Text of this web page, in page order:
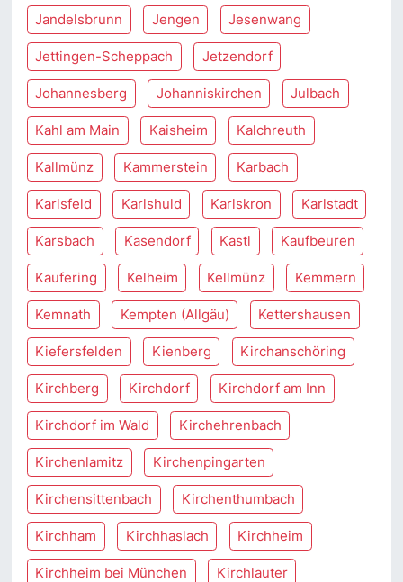
Jandelsbrunn Jengen Jesenwang
Jettingen-Scheppach Jetzendorf
Johannesberg Johanniskirchen Julbach
Kahl am Main Kaisheim Kalchreuth
Kallmünz Kammerstein Karbach
Karlsfeld Karlshuld Karlskron Karlstadt
Karsbach Kasendorf Kastl Kaufbeuren
Kaufering Kelheim Kellmünz Kemmern
Kemnath Kempten (Allgäu) Kettershausen
Kiefersfelden Kienberg Kirchanschöring
Kirchberg Kirchdorf Kirchdorf am Inn
Kirchdorf im Wald Kirchehrenbach
Kirchenlamitz Kirchenpingarten
Kirchensittenbach Kirchenthumbach
Kirchham Kirchhaslach Kirchheim
Kirchheim bei München Kirchlauter